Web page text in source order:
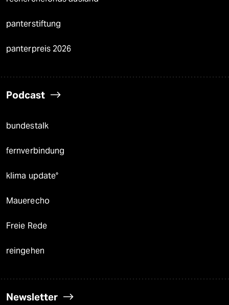
panterstiftung
panterpreis 2026
Podcast
bundestalk
fernverbindung
klima update°
Mauerecho
Freie Rede
reingehen
Newsletter